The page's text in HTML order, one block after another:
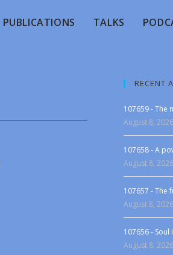
PUBLICATIONS TALKS
RECENT
107659 - The
August 8, 2026
107658 - A
August 8, 2026
107657 - The
August 8, 2026
107656 - Soul
August 8, 2026